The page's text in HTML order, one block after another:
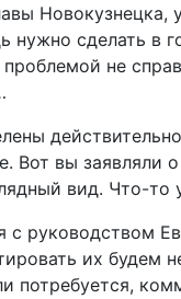
нужно сделать в
не
Вот вы заявляли
вид. Что-
руководством
их будем
потребуется,